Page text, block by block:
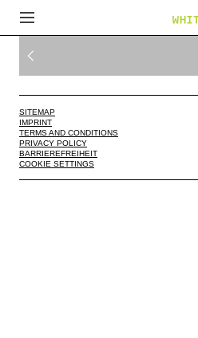
SITEMAP
IMPRINT
TERMS AND CONDITIONS
PRIVACY POLICY
BARRIEREFREIHEIT
COOKIE SETTINGS